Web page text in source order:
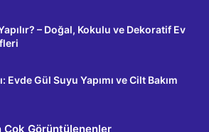
– Doğal, Kokulu ve Dekoratif Ev
Evde Gül Suyu Yapımı ve Cilt Bakım
Çok Görüntülenenler